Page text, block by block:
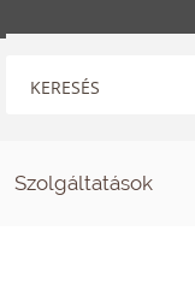
Szolgáltatások